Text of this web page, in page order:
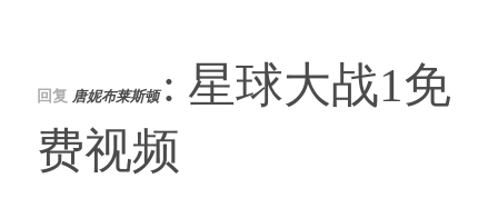
回复 唐妮布莱斯顿 : 星球大战1免
费视频